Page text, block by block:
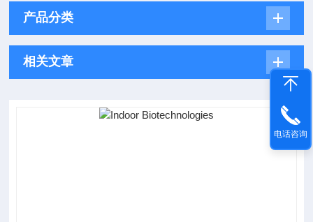
产品分类
相关文章
电话咨询